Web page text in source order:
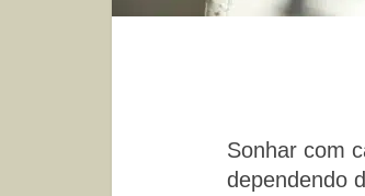
Sonhar com
dependendo